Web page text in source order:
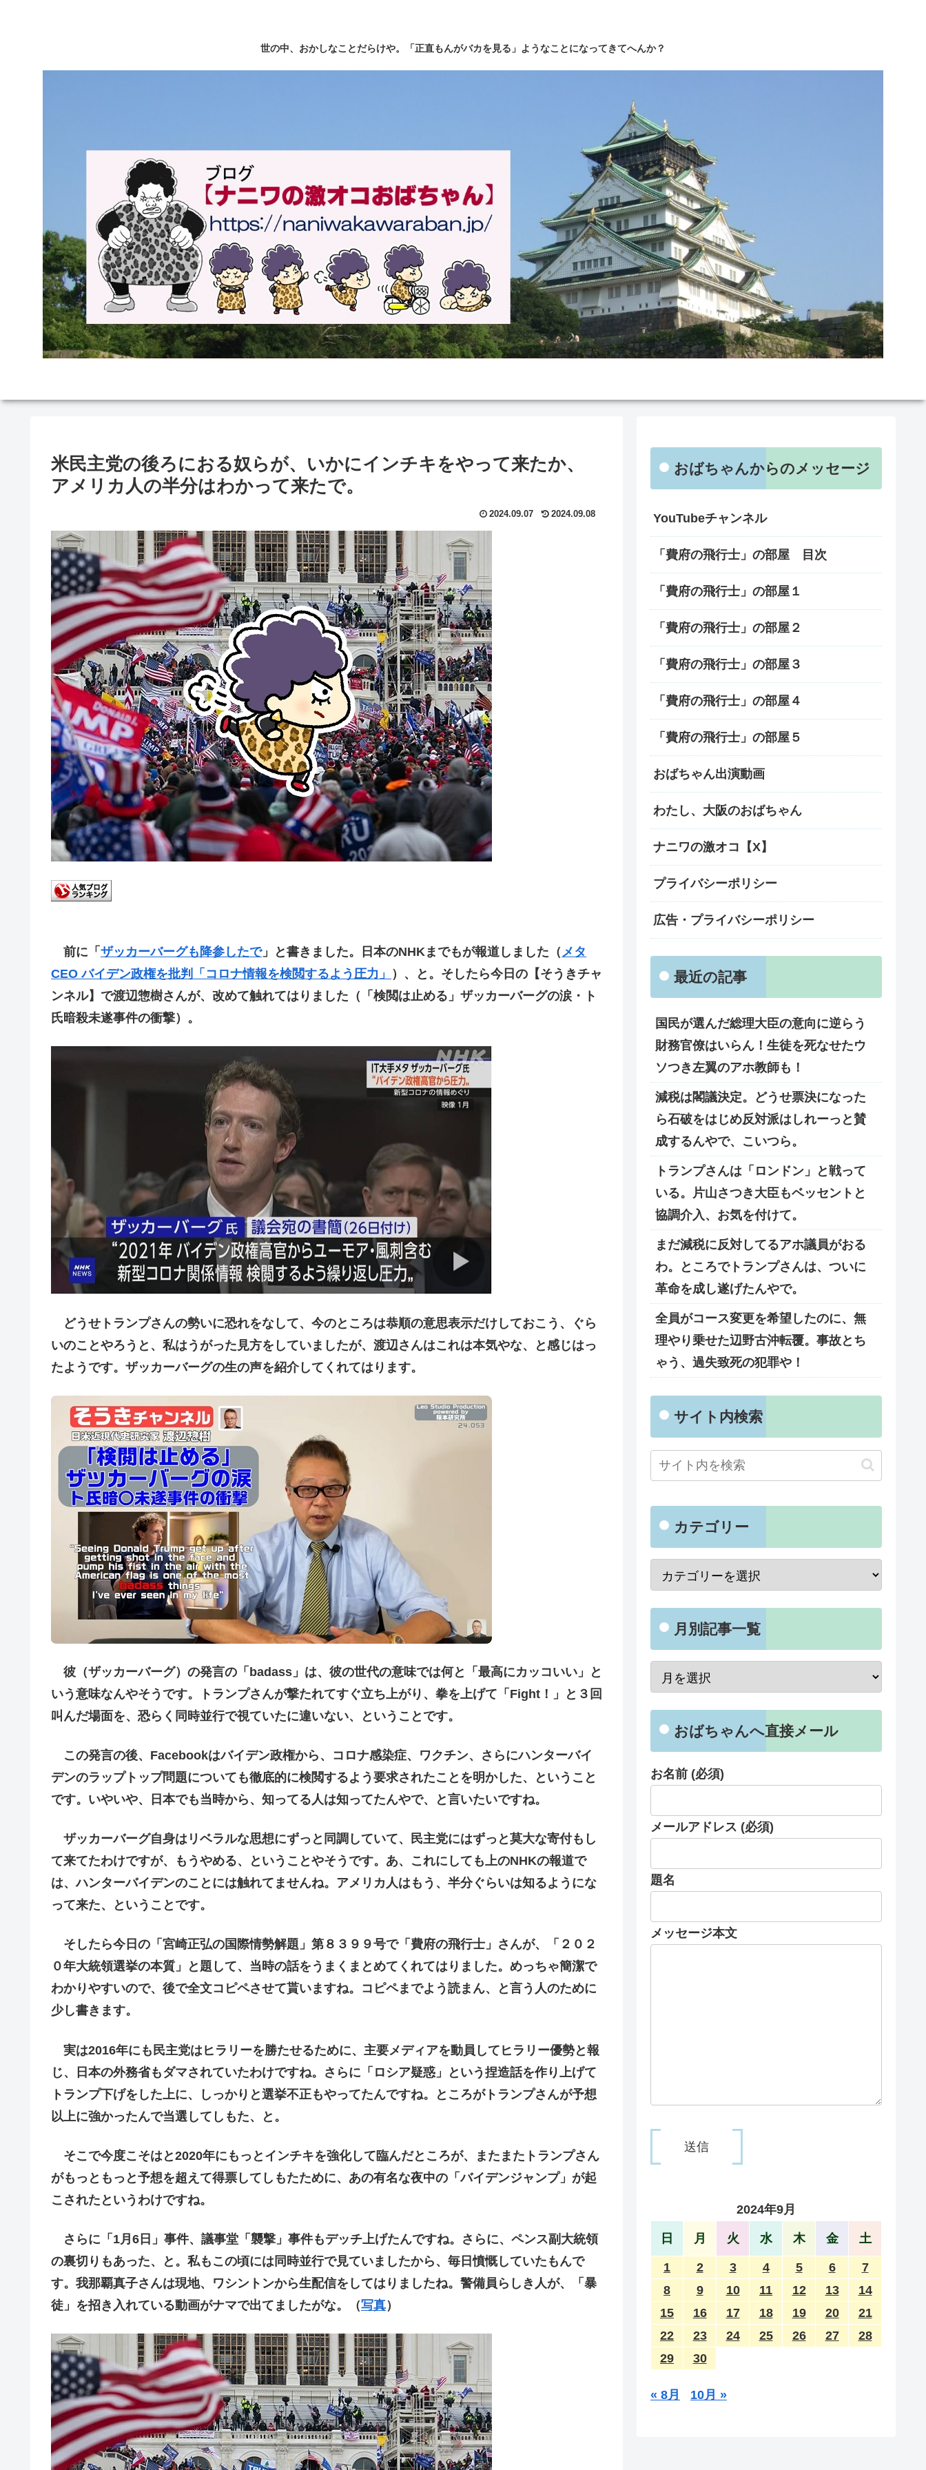
世の中、おかしなことだらけや。「正直もんがバカを見る」ようなことになってきてへんか？
米民主党の後ろにおる奴らが、いかにインチキをやって来たか、
アメリカ人の半分はわかって来たで。
2024.09.07 2024.09.08
前に「 ザッカーバーグも降参したで」と書きました。 日本のNHKまでもが報道しました（メタ
CEO バイデン政権を批判「コロナ情報を検閲するよう圧力」 ） 、と。そしたら今日の【そうきチャ
ンネル】で渡辺惣樹さんが、改めて触れてはりました（「検閲は止める」ザッカーバーグの涙・ト
氏暗殺未遂事件の衝撃）。
どうせトランプさんの勢いに恐れをなして、今のところは恭順の意思表示だけしておこう、ぐら
いのことやろうと、私はうがった見方をしていましたが、渡辺さんはこれは本気やな、と感じはっ
たようです。ザッカーバーグの生の声を紹介してくれてはります。
彼（ザッカーバーグ）の発言の「badass」は、彼の世代の意味では何と「最高にカッコいい」と
いう意味なんやそうです。トランプさんが撃たれてすぐ立ち上がり、拳を上げて「Fight！」と３回
叫んだ場面を、恐らく同時並行で視ていたに違いない、ということです。
この発言の後、Facebookはバイデン政権から、コロナ感染症、ワクチン、さらにハンターバイ
デンのラップトップ問題についても徹底的に検閲するよう要求されたことを明かした、ということ
です。いやいや、日本でも当時から、知ってる人は知ってたんやで、と言いたいですね。
ザッカーバーグ自身はリベラルな思想にずっと同調していて、民主党にはずっと莫大な寄付もし
て来てたわけですが、もうやめる、ということやそうです。あ、これにしても上のNHKの報道で
は、ハンターバイデンのことには触れてませんね。アメリカ人はもう、半分ぐらいは知るようにな
って来た、ということです。
そしたら今日の「宮崎正弘の国際情勢解題」第８３９９号で「費府の飛行士」さんが、「２０２
０年大統領選挙の本質」と題して、当時の話をうまくまとめてくれてはりました。めっちゃ簡潔で
わかりやすいので、後で全文コピペさせて貰いますね。コピペまでよう読まん、と言う人のために
少し書きます。
実は2016年にも民主党はヒラリーを勝たせるために、主要メディアを動員してヒラリー優勢と報
じ、日本の外務省もダマされていたわけですね。さらに「ロシア疑惑」という捏造話を作り上げて
トランプ下げをした上に、しっかりと選挙不正もやってたんですね。ところがトランプさんが予想
以上に強かったんで当選してしもた、と。
そこで今度こそはと2020年にもっとインチキを強化して臨んだところが、またまたトランプさん
がもっともっと予想を超えて得票してしもたために、あの有名な夜中の「バイデンジャンプ」が起
こされたというわけですね。
さらに「1月6日」事件、議事堂「襲撃」事件もデッチ上げたんですね。さらに、ペンス副大統領
の裏切りもあった、と。私もこの頃には同時並行で見ていましたから、毎日憤慨していたもんで
す。我那覇真子さんは現地、ワシントンから生配信をしてはりましたね。警備員らしき人が、「暴
徒」を招き入れている動画がナマで出てましたがな。（写真）
おばちゃんからのメッセージ
YouTubeチャンネル
「費府の飛行士」の部屋 目次
「費府の飛行士」の部屋１
「費府の飛行士」の部屋２
「費府の飛行士」の部屋３
「費府の飛行士」の部屋４
「費府の飛行士」の部屋５
おばちゃん出演動画
わたし、大阪のおばちゃん
ナニワの激オコ【X】
プライバシーポリシー
広告・プライバシーポリシー
最近の記事
国民が選んだ総理大臣の意向に逆らう
財務官僚はいらん！生徒を死なせたウ
ソつき左翼のアホ教師も！
減税は閣議決定。どうせ票決になった
ら石破をはじめ反対派はしれーっと賛
成するんやで、こいつら。
トランプさんは「ロンドン」と戦って
いる。片山さつき大臣もベッセントと
協調介入、お気を付けて。
まだ減税に反対してるアホ議員がおる
わ。ところでトランプさんは、ついに
革命を成し遂げたんやで。
全員がコース変更を希望したのに、無
理やり乗せた辺野古沖転覆。事故とち
ゃう、過失致死の犯罪や！
サイト内検索
カテゴリー
月別記事一覧
おばちゃんへ直接メール
お名前 (必須)
メールアドレス (必須)
題名
メッセージ本文
2024年9月
日 月 火 水 木 金 土
1 2 3 4 5 6
7
8
9 10 11 12 13
14
15
16 17 18 19 20
21
22
23 24 25 26 27
28
29
30
« 8月 10月 »